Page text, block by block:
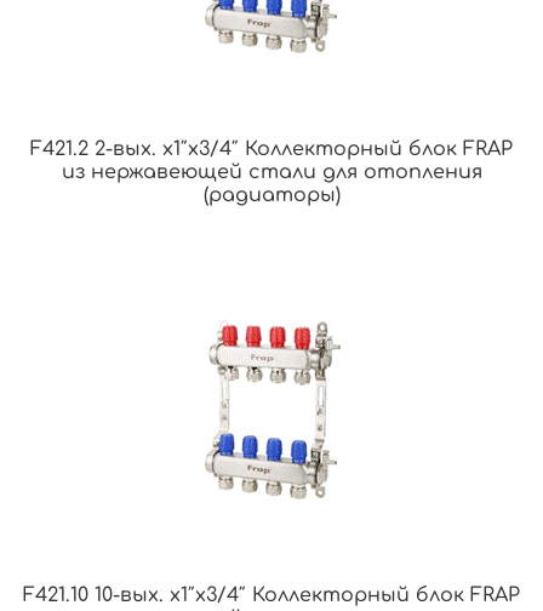
F421.2 2-вых. x1″x3/4″ Коллекторный блок FRAP
из нержавеющей стали для отопления
(радиаторы)
F421.10 10-вых. x1″x3/4″ Коллекторный блок FRAP